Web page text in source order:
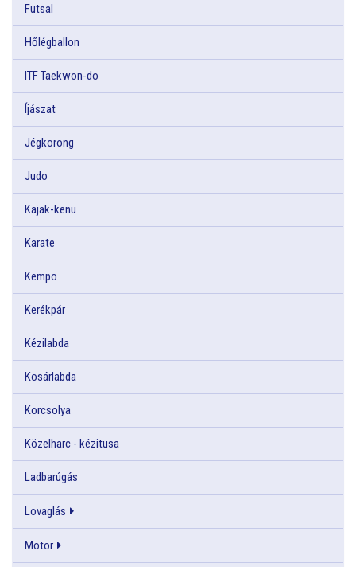
Futsal
Hőlégballon
ITF Taekwon-do
Íjászat
Jégkorong
Judo
Kajak-kenu
Karate
Kempo
Kerékpár
Kézilabda
Kosárlabda
Korcsolya
Közelharc - kézitusa
Ladbarúgás
Lovaglás
Motor